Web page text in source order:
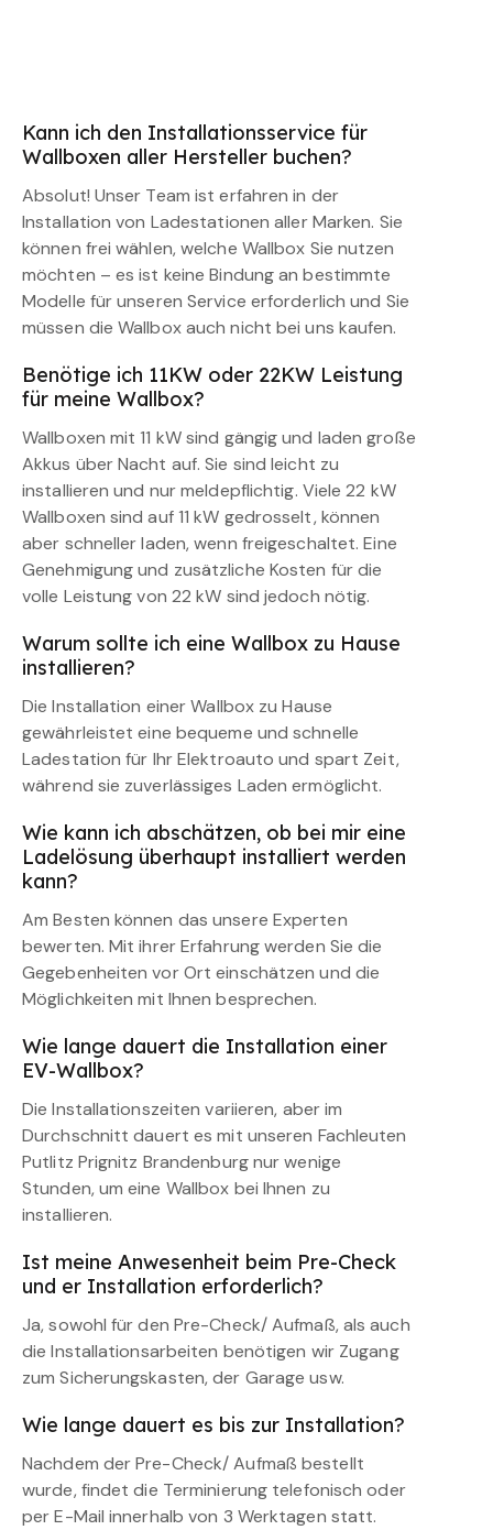
Kann ich den Installationsservice für
Wallboxen aller Hersteller buchen?
Absolut! Unser Team ist erfahren in der
Installation von Ladestationen aller Marken. Sie
können frei wählen, welche Wallbox Sie nutzen
möchten – es ist keine Bindung an bestimmte
Modelle für unseren Service erforderlich und Sie
müssen die Wallbox auch nicht bei uns kaufen.
Benötige ich 11KW oder 22KW Leistung
für meine Wallbox?
Wallboxen mit 11 kW sind gängig und laden große
Akkus über Nacht auf. Sie sind leicht zu
installieren und nur meldepflichtig. Viele 22 kW
Wallboxen sind auf 11 kW gedrosselt, können
aber schneller laden, wenn freigeschaltet. Eine
Genehmigung und zusätzliche Kosten für die
volle Leistung von 22 kW sind jedoch nötig.
Warum sollte ich eine Wallbox zu Hause
installieren?
Die Installation einer Wallbox zu Hause
gewährleistet eine bequeme und schnelle
Ladestation für Ihr Elektroauto und spart Zeit,
während sie zuverlässiges Laden ermöglicht.
Wie kann ich abschätzen, ob bei mir eine
Ladelösung überhaupt installiert werden
kann?
Am Besten können das unsere Experten
bewerten. Mit ihrer Erfahrung werden Sie die
Gegebenheiten vor Ort einschätzen und die
Möglichkeiten mit Ihnen besprechen.
Wie lange dauert die Installation einer
EV-Wallbox?
Die Installationszeiten variieren, aber im
Durchschnitt dauert es mit unseren Fachleuten
Putlitz Prignitz Brandenburg nur wenige
Stunden, um eine Wallbox bei Ihnen zu
installieren.
Ist meine Anwesenheit beim Pre-Check
und er Installation erforderlich?
Ja, sowohl für den Pre-Check/ Aufmaß, als auch
die Installationsarbeiten benötigen wir Zugang
zum Sicherungskasten, der Garage usw.
Wie lange dauert es bis zur Installation?
Nachdem der Pre-Check/ Aufmaß bestellt
wurde, findet die Terminierung telefonisch oder
per E-Mail innerhalb von 3 Werktagen statt.